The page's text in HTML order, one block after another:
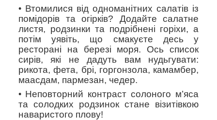
Втомилися від одноманітних салатів із
помідорів та огірків? Додайте салатне
листя, родзинки та подрібнені горіхи, а
потім уявіть, що смакуєте десь у
ресторані на березі моря. Ось список
сирів, які не дадуть вам нудьгувати:
рикота, фета, брі, горгонзола, камамбер,
маасдам, пармезан, чедер.
Неповторний контраст солоного м’яса
та солодких родзинок стане візитівкою
наваристого плову!